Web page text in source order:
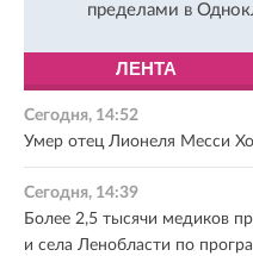
пределами в
ЛЕНТА
Сегодня, 14:52
Умер отец Лионеля Месси
Сегодня, 14:39
Более 2,5 тысячи медиков
и села Ленобласти по